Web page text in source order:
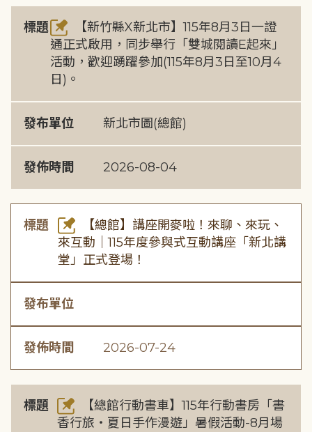
標題
【新竹縣X新北市】115年8月3日一證
通正式啟用，同步舉行「雙城閱讀E起來」
活動，歡迎踴躍參加(115年8月3日至10月4
日)。
發布單位 新北市圖(總館)
發佈時間 2026-08-04
標題
【總館】講座開麥啦！來聊、來玩、
來互動｜115年度參與式互動講座「新北講
堂」正式登場！
發布單位
發佈時間 2026-07-24
標題
【總館行動書車】115年行動書房「書
香行旅・夏日手作漫遊」暑假活動-8月場